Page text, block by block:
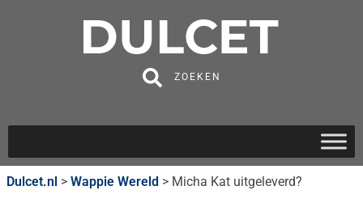
ZOEKEN
Dulcet.nl > Wappie Wereld > Micha Kat uitgeleverd?